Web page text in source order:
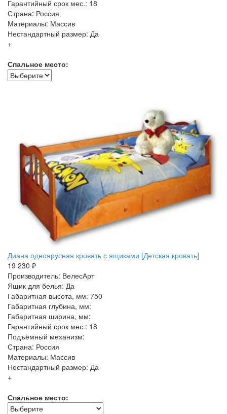
Гарантийный срок мес.: 18
Страна: Россия
Материалы: Массив
Нестандартный размер: Да
+
Спальное место:
Диана одноярусная кровать с ящиками [Детская кровать]
19 230 ₽
Производитель: ВелесАрт
Ящик для белья: Да
Габаритная высота, мм: 750
Габаритная глубина, мм:
Габаритная ширина, мм:
Гарантийный срок мес.: 18
Подъёмный механизм:
Страна: Россия
Материалы: Массив
Нестандартный размер: Да
+
Спальное место: